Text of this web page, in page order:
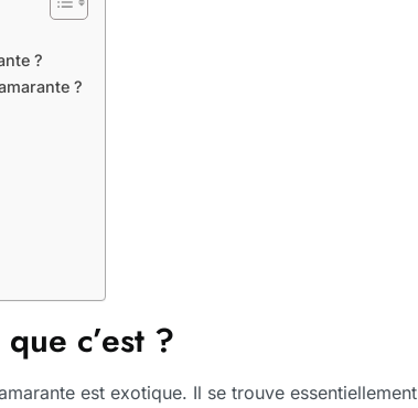
?
?
c’est ?
est exotique. Il se trouve essentiellement